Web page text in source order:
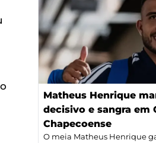
Matheus Henrique
decisivo e sangra em
Chapecoense
O meia Matheus Henrique